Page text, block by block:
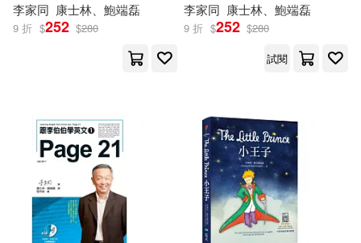
FunHouse師資團隊(67)
王后雄(64)
童趣出版有限公司(64)
博爾(63)
I. Talk You Talk Press(62)
上海教育出版社(327)
譯林出版社(327)
中國紡織出版社(325)
捷徑文化(311)
李家同 康士林、鮑端磊
9 折 $252 $280
李家同 康士林、鮑端磊
9 折 $252 $280
試閱